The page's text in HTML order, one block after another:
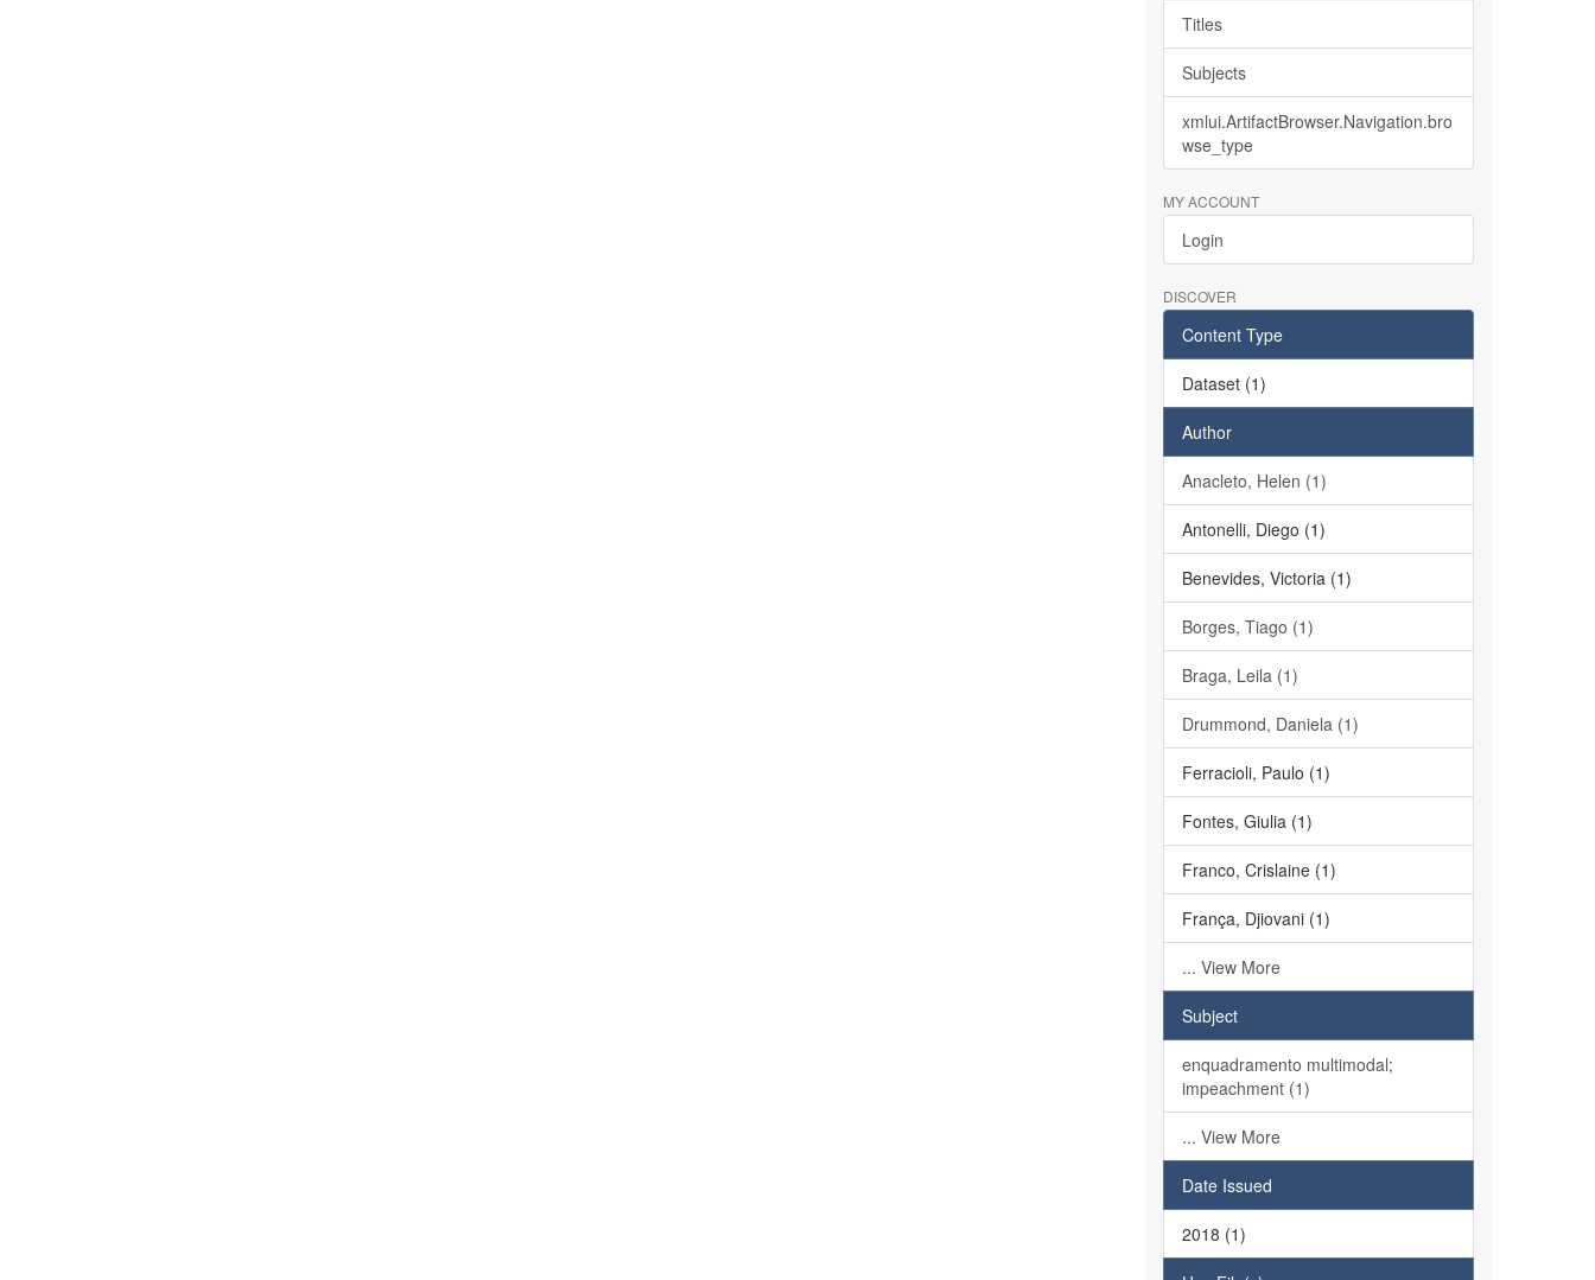
Titles
Subjects
xmlui.ArtifactBrowser.Navigation.bro
wse_type
MY ACCOUNT
Login
DISCOVER
Content Type
Dataset (1)
Author
Anacleto, Helen (1)
Antonelli, Diego (1)
Benevides, Victoria (1)
Borges, Tiago (1)
Braga, Leila (1)
Drummond, Daniela (1)
Ferracioli, Paulo (1)
Fontes, Giulia (1)
Franco, Crislaine (1)
França, Djiovani (1)
... View More
Subject
enquadramento multimodal;
impeachment (1)
... View More
Date Issued
2018 (1)